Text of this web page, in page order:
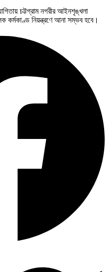
চট্টগ্রাম নগরীর আইনশৃঙ্খলা
নিয়ন্ত্রণে আনা সম্ভব হবে।